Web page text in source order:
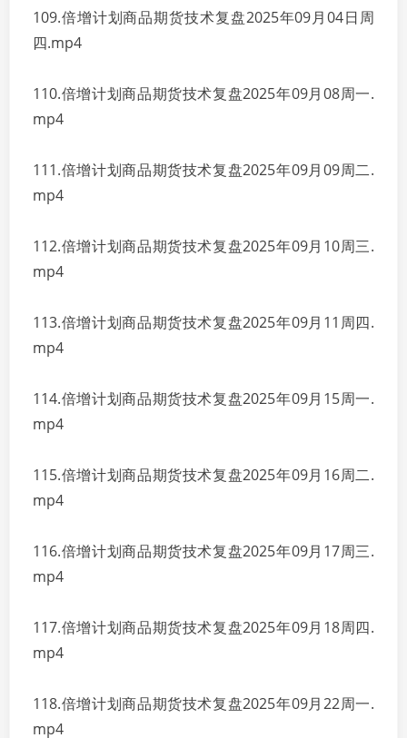
109.倍增计划商品期货技术复盘2025年09月04日周
四.mp4
110.倍增计划商品期货技术复盘2025年09月08周一.
mp4
111.倍增计划商品期货技术复盘2025年09月09周二.
mp4
112.倍增计划商品期货技术复盘2025年09月10周三.
mp4
113.倍增计划商品期货技术复盘2025年09月11周四.
mp4
114.倍增计划商品期货技术复盘2025年09月15周一.
mp4
115.倍增计划商品期货技术复盘2025年09月16周二.
mp4
116.倍增计划商品期货技术复盘2025年09月17周三.
mp4
117.倍增计划商品期货技术复盘2025年09月18周四.
mp4
118.倍增计划商品期货技术复盘2025年09月22周一.
mp4